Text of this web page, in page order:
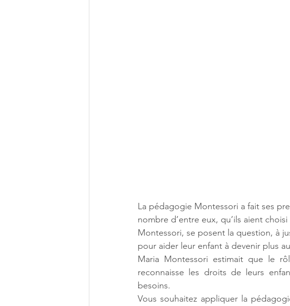
La pédagogie Montessori a fait ses
nombre d’entre eux, qu’ils aient
Montessori, se posent la question, à
pour aider leur enfant à devenir plus
Maria Montessori estimait que le
reconnaisse les droits de leurs
besoins.
Vous souhaitez appliquer la